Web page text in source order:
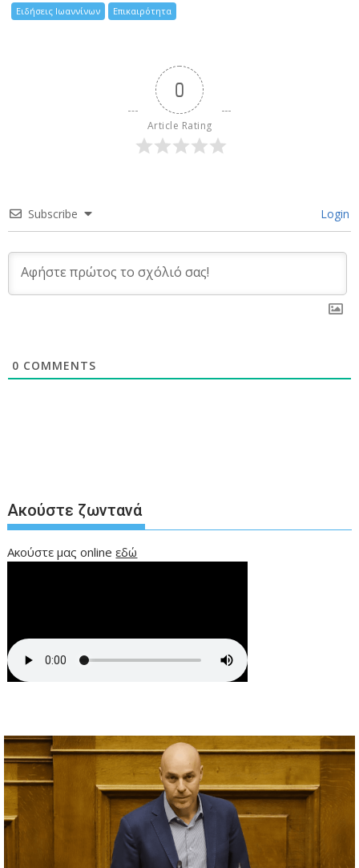
Ειδήσεις Ιωαννίνων Επικαιρότητα
0
Article Rating
Subscribe Login
0 COMMENTS
Ακούστε ζωντανά
Ακούστε μας onlineεδώ